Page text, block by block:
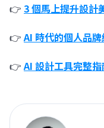
👉 3 個馬上提升設計
👉 AI 時代的個人品
👉AI 設計工具完整